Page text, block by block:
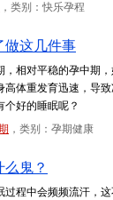
，类别：快乐孕程
做这几件事
相对平稳的孕中期
高体重发育迅速，导
个好的睡眠呢？
，类别：孕期健康
鬼？
程中会频频流汗，